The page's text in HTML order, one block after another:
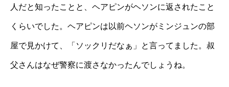
人だと知ったことと、ヘアピンがヘソンに返されたこと
くらいでした。ヘアピンは以前ヘソンがミンジュンの部
屋で見かけて、「ソックリだなぁ」と言ってました。叔
父さんはなぜ警察に渡さなかったんでしょうね。